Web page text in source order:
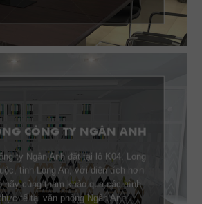
CÔNG TY NGÂN ANH
ty Ngân Anh đặt tại lô K04, Long
tỉnh Long An, với diện tích hơn
hãy cùng tham khảo qua các hình
tế tại văn phòng Ngân Anh